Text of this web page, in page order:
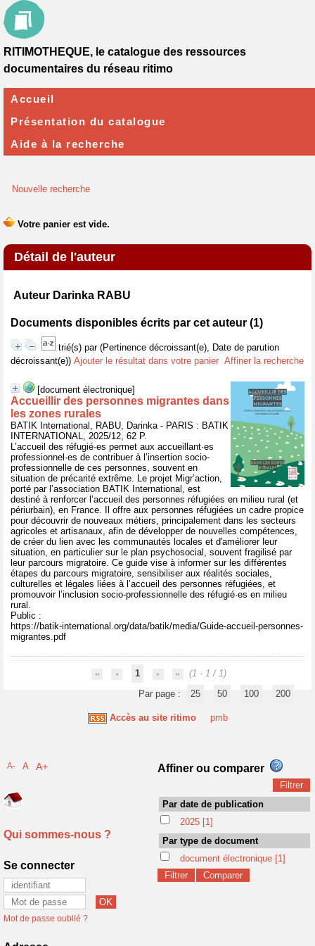
Nouvelle recherche
Détail de l'auteur
Auteur Darinka RABU
Documents disponibles écrits par cet auteur (1)
trié(s) par (Pertinence décroissant(e), Date de parution
décroissant(e)) Ajouter le résultat dans votre panier Affiner la recherche
[document électronique]
Accueillir des personnes migrantes dans
les zones rurales
BATIK International, RABU, Darinka - PARIS : BATIK
INTERNATIONAL, 2025/12, 62 P.
L’accueil des réfugié·es permet aux accueillant·es
professionnel·es de contribuer à l’insertion socio-
professionnelle de ces personnes, souvent en
situation de précarité extrême. Le projet Migr’action,
porté par l’association BATIK International, est
destiné à renforcer l’accueil des personnes réfugiées en milieu rural (et
périurbain), en France. Il offre aux personnes réfugiées un cadre propice
pour découvrir de nouveaux métiers, principalement dans les secteurs
agricoles et artisanaux, afin de développer de nouvelles compétences,
de créer du lien avec les communautés locales et d'améliorer leur
situation, en particulier sur le plan psychosocial, souvent fragilisé par
leur parcours migratoire. Ce guide vise à informer sur les différentes
étapes du parcours migratoire, sensibiliser aux réalités sociales,
culturelles et légales liées à l’accueil des personnes réfugiées, et
promouvoir l’inclusion socio-professionnelle des réfugié·es en milieu
rural.
Public :
https://batik-international.org/data/batik/media/Guide-accueil-personnes-
migrantes.pdf
1
(1 - 1 / 1)
Par page :
25 50 100 200
Accès au site ritimo pmb
RITIMOTHEQUE, le catalogue des ressources
documentaires du réseau ritimo
Accueil
Présentation du catalogue
Aide à la recherche
A- A A+
Qui sommes-nous ?
Se connecter
Mot de passe oublié ?
Affiner ou comparer
Par date de publication
2025 [1]
Par type de document
document électronique [1]